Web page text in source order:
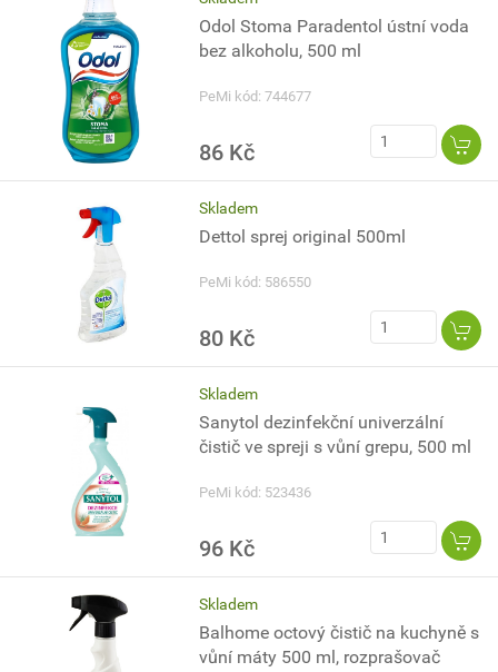
Odol Stoma Paradentol ústní voda
bez alkoholu, 500 ml
PeMi kód: 744677
86 Kč
Skladem
Dettol sprej original 500ml
PeMi kód: 586550
80 Kč
Skladem
Sanytol dezinfekční univerzální
čistič ve spreji s vůní grepu, 500 ml
PeMi kód: 523436
96 Kč
Skladem
Balhome octový čistič na kuchyně s
vůní máty 500 ml, rozprašovač